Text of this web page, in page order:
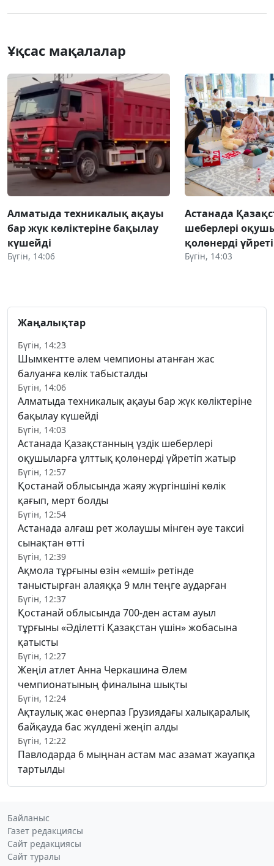
Ұқсас мақалалар
Алматыда техникалық ақауы
бар жүк көліктеріне бақылау
күшейді
Бүгін, 14:06
Астанада
шеберлері
қолөнерді
Бүгін, 14:03
Жаңалықтар
Бүгін, 14:23
Шымкентте әлем чемпионы атанған жас
балуанға көлік табысталды
Бүгін, 14:06
Алматыда техникалық ақауы бар жүк көліктеріне
бақылау күшейді
Бүгін, 14:03
Астанада Қазақстанның үздік шеберлері
оқушыларға ұлттық қолөнерді үйретіп жатыр
Бүгін, 12:57
Қостанай облысында жаяу жүргіншіні көлік
қағып, мерт болды
Бүгін, 12:54
Астанада алғаш рет жолаушы мінген әуе таксиі
сынақтан өтті
Бүгін, 12:39
Ақмола тұрғыны өзін «емші» ретінде
таныстырған алаяққа 9 млн теңге аударған
Бүгін, 12:37
Қостанай облысында 700-ден астам ауыл
тұрғыны «Әділетті Қазақстан үшін» жобасына
қатысты
Бүгін, 12:27
Жеңіл атлет Анна Черкашина Әлем
чемпионатының финалына шықты
Бүгін, 12:24
Ақтаулық жас өнерпаз Грузиядағы халықаралық
байқауда бас жүлдені жеңіп алды
Бүгін, 12:22
Павлодарда 6 мыңнан астам мас азамат жауапқа
тартылды
Байланыс
Газет редакциясы
Сайт редакциясы
Сайт туралы